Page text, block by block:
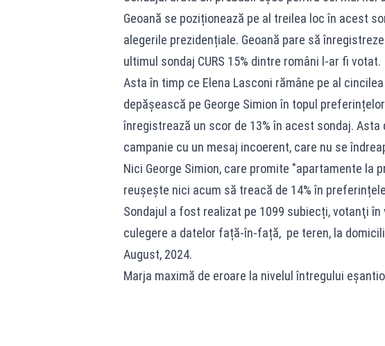
Geoană se poziționează pe al treilea loc în acest
alegerile prezidențiale. Geoană pare să
ultimul sondaj CURS 15% dintre români l-ar fi votat.
Asta în timp ce Elena Lasconi rămâne pe al
depășească pe George Simion în topul
înregistrează un scor de 13% în acest sondaj.
campanie cu un mesaj incoerent, care nu se
Nici George Simion, care promite "apartamente la
reușește nici acum să treacă de 14% în
Sondajul a fost realizat pe 1099 subiecți, votanţi
culegere a datelor față-în-față, pe teren, la
August, 2024.
Marja maximă de eroare la nivelul întregului